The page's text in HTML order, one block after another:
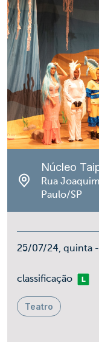
Núcleo
Rua
Paulo/SP
25/07/24, quinta
classificaçãoLivre
Teatro